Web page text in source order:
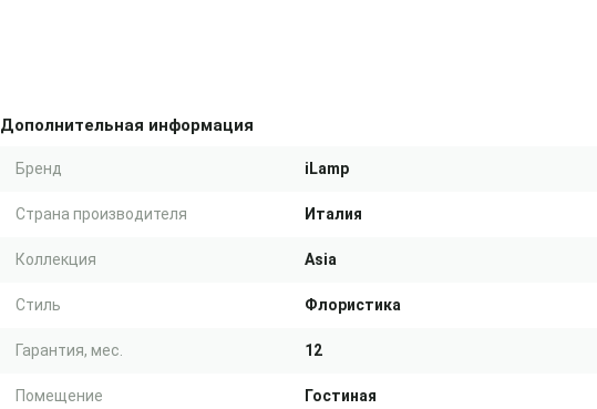
Дополнительная информация
Бренд iLamp
Страна производителя Италия
Коллекция Asia
Стиль Флористика
Гарантия, мес. 12
Помещение Гостиная